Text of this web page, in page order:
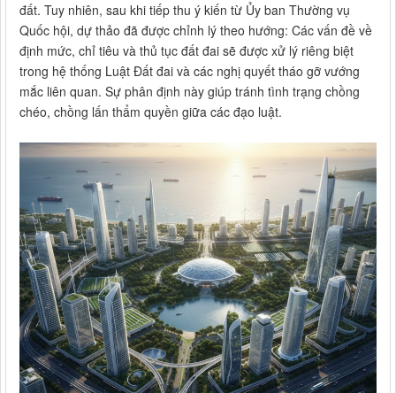
đất. Tuy nhiên, sau khi tiếp thu ý kiến từ Ủy ban Thường vụ
Quốc hội, dự thảo đã được chỉnh lý theo hướng: Các vấn đề về
định mức, chỉ tiêu và thủ tục đất đai sẽ được xử lý riêng biệt
trong hệ thống Luật Đất đai và các nghị quyết tháo gỡ vướng
mắc liên quan. Sự phân định này giúp tránh tình trạng chồng
chéo, chồng lấn thẩm quyền giữa các đạo luật.